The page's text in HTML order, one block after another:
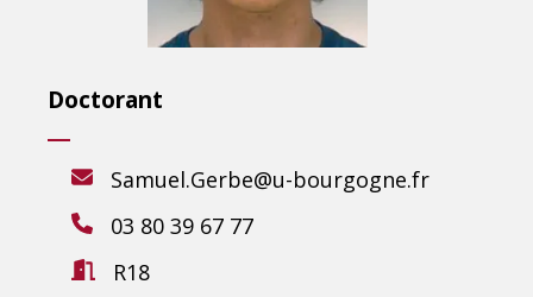
Doctorant
Samuel.Gerbe@u-bourgogne.fr
03 80 39 67 77
R18